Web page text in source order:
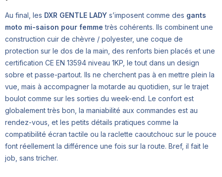
Au final, les DXR GENTLE LADY s’imposent comme des gants
moto mi-saison pour femme très cohérents. Ils combinent une
construction cuir de chèvre / polyester, une coque de
protection sur le dos de la main, des renforts bien placés et une
certification CE EN 13594 niveau 1KP, le tout dans un design
sobre et passe-partout. Ils ne cherchent pas à en mettre plein la
vue, mais à accompagner la motarde au quotidien, sur le trajet
boulot comme sur les sorties du week-end. Le confort est
globalement très bon, la maniabilité aux commandes est au
rendez-vous, et les petits détails pratiques comme la
compatibilité écran tactile ou la raclette caoutchouc sur le pouce
font réellement la différence une fois sur la route. Bref, il fait le
job, sans tricher.